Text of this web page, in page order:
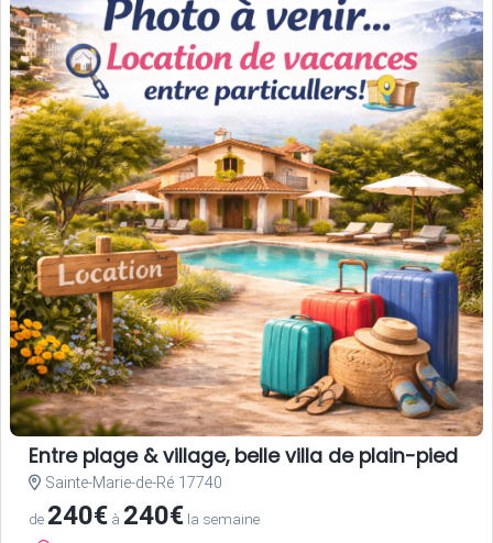
Entre plage & village, belle villa de plain-pied
Sainte-Marie-de-Ré 17740
de 240€ à 240€ la semaine